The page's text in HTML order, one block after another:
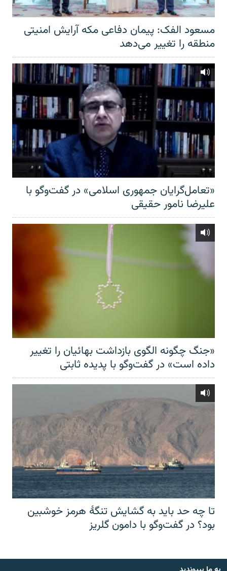
مسعود الفک: پیمان دفاعی مکه آرایش امنیتی
منطقه را تغییر می‌دهد
«تعامل‌گرایان جمهوری اسلامی» در گفت‌وگو با
علیرضا نامور حقیقی
«جنگ چگونه الگوی بازداشت بهائیان را تغییر
داده است» در گفت‌وگو با پدیده ثابتی
تا چه حد باید به گشایش تنگهٔ هرمز خوشبین
بود؟ در گفت‌وگو با دامون گلریز